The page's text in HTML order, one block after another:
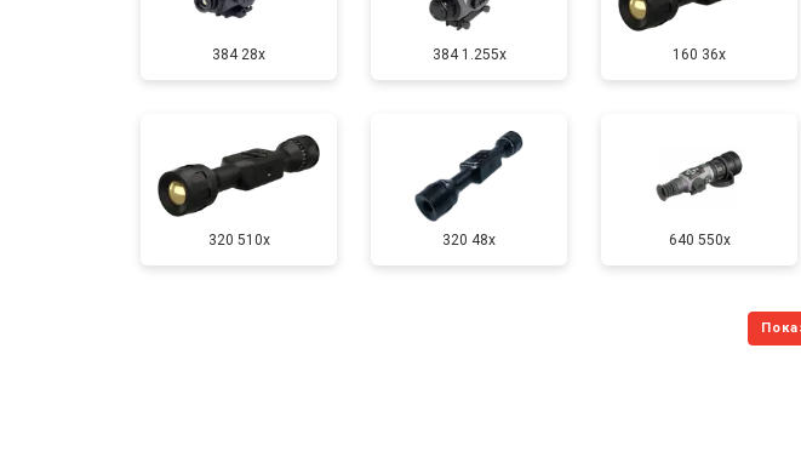
384 28x 384 1.255х 160 36x
320 510x 320 48x 640 550x